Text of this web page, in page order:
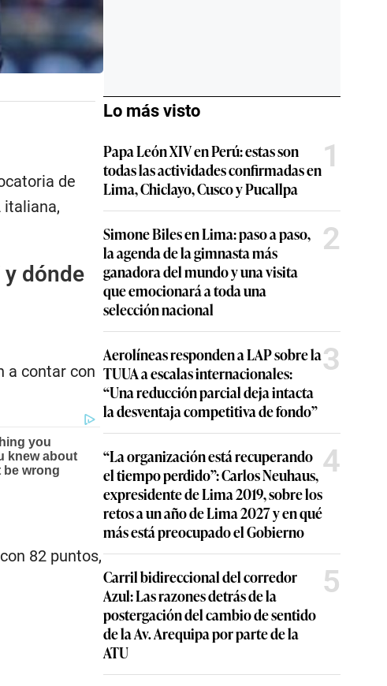
de
italiana,
y dónde
a contar con
82 puntos,
Lo más visto
Papa León XIV en Perú: estas son
todas las actividades confirmadas en
Lima, Chiclayo, Cusco y Pucallpa
1
Simone Biles en Lima: paso a paso,
la agenda de la gimnasta más
ganadora del mundo y una visita
que emocionará a toda una
selección nacional
2
Aerolíneas responden a LAP sobre la
TUUA a escalas internacionales:
“Una reducción parcial deja intacta
la desventaja competitiva de fondo”
3
“La organización está recuperando
el tiempo perdido”: Carlos Neuhaus,
expresidente de Lima 2019, sobre los
retos a un año de Lima 2027 y en qué
más está preocupado el Gobierno
4
Carril bidireccional del corredor
Azul: Las razones detrás de la
postergación del cambio de sentido
de la Av. Arequipa por parte de la
ATU
5